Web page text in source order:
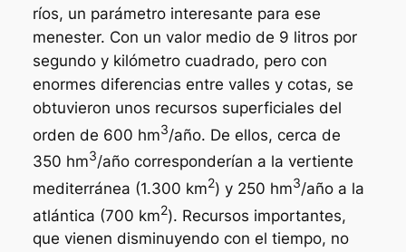
ríos, un parámetro interesante para ese
menester. Con un valor medio de 9 litros por
segundo y kilómetro cuadrado, pero con
enormes diferencias entre valles y cotas, se
obtuvieron unos recursos superficiales del
orden de 600 hm3/año. De ellos, cerca de
350 hm3/año corresponderían a la vertiente
mediterránea (1.300 km2) y 250 hm3/año a la
atlántica (700 km2). Recursos importantes,
que vienen disminuyendo con el tiempo, no